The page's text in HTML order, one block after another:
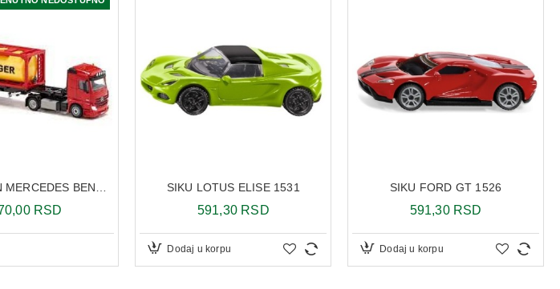
RSD
SIKU LOTUS ELISE 1531
591,30 RSD
Dodaj u korpu
SIKU FORD GT 1526
591,30 RSD
Dodaj u korpu